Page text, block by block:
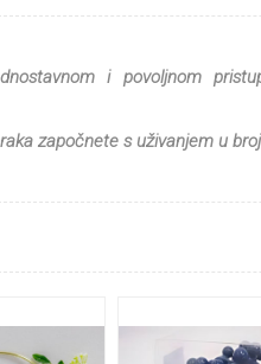
i povoljnom
započnete s uživanjem u